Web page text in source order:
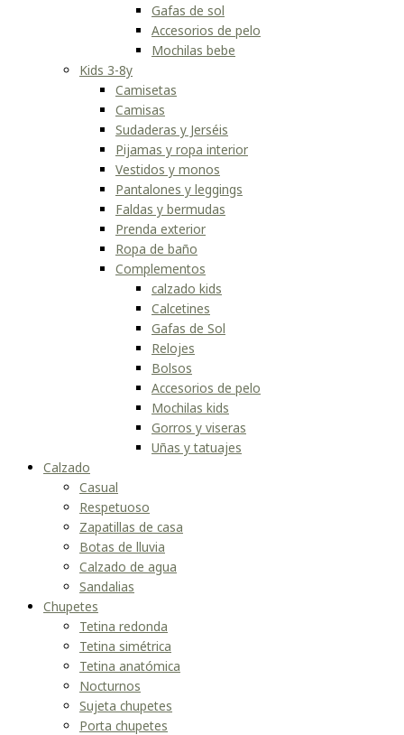
Gafas de sol
Accesorios de pelo
Mochilas bebe
Kids 3-8y
Camisetas
Camisas
Sudaderas y Jerséis
Pijamas y ropa interior
Vestidos y monos
Pantalones y leggings
Faldas y bermudas
Prenda exterior
Ropa de baño
Complementos
calzado kids
Calcetines
Gafas de Sol
Relojes
Bolsos
Accesorios de pelo
Mochilas kids
Gorros y viseras
Uñas y tatuajes
Calzado
Casual
Respetuoso
Zapatillas de casa
Botas de lluvia
Calzado de agua
Sandalias
Chupetes
Tetina redonda
Tetina simétrica
Tetina anatómica
Nocturnos
Sujeta chupetes
Porta chupetes